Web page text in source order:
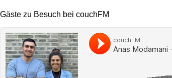
Gäste zu Besuch bei couchFM